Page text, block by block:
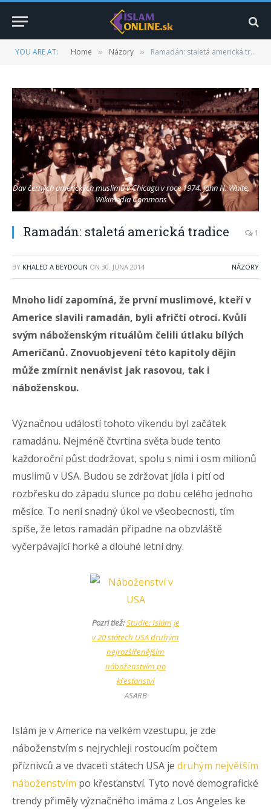
YOU ARE AT: Home » Názory » Ramadán: staletá americká tradice
Dav černých amerických muslimů v Chicagu v roce 1974.John H. White,
Wikimedia Commons
Ramadán: staletá americká tradice 1
BY KHALED A BEYDOUN ON 30. JÚNA 2014 NÁZORY
Mnoho lidí zapomíná, že první muslimové, kteří v
Americe slavili ramadán, byli afričtí otroci. Kvůli
svým náboženským rituálům čelili útlaku bílých
Američanů. Znovuobjevení této kapitoly dějin
může zmírnit nenávist jak rasovou, tak i
náboženskou.
Význačnou událostí tohoto víkendu byl začátek
ramadánu. Nejméně čtvrtina světa bude tento
každoroční půst dodržovat, spolu s nimi i osm milionů
muslimů v USA. Budou se zdržovat jídla i pití od
rozbřesku do západu slunce po dobu celého jednoho
měsíce. To není snadný úkol ve všeobecnosti, tím
spíše, že letos ramadán připadne na obzvláště
vyčerpávající horké a dlouhé letní dny.
Pozri tiež:Studie: Islám je
v 20 státech USA druhým
nejrozšířenějším
náboženstvím po
křesťanství
ASARB
Islám je v Americe na velkém vzestupu, je zde
náboženstvím s nejrychleji rostoucím počtem
příznivců a ve dvaceti státech USA je druhým největším
náboženstvím po křesťanství. Tyto nové demografické
trendy přiměly význačného imáma z Los Angeles ke